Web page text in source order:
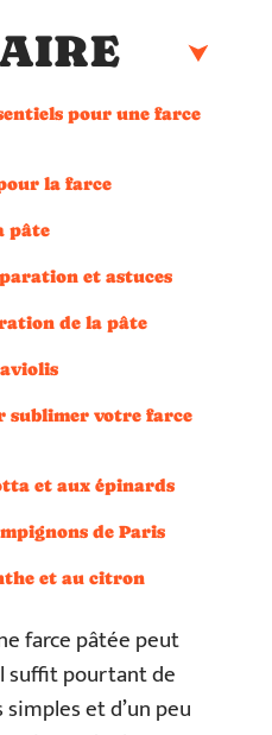
pour une farce
la farce
pâte
et astuces
de la pâte
sublimer votre farce
et aux épinards
de Paris
et au citron
farce pâtée peut
suffit pourtant de
et d’un peu